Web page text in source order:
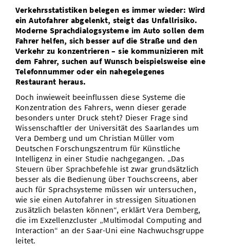
Vom Studium in den Beruf
Study Scheduler
Bibliothek
Open Science/Open Access
Start-ups
IT-Themenabend
Ranking
Zahlen & Fakten
Preise, Auszeichnungen und Förderungen
Kontakt
SIC Merchandise
SIC Podcast
Anfahrt
AnsprechpartnerInnen, Personen, Forschungsgruppen
Termine, Vorträge und Veranstaltungen
Alumni
Verkehrsstatistiken belegen es immer wieder: Wird
ein Autofahrer abgelenkt, steigt das Unfallrisiko.
Moderne Sprachdialogsysteme im Auto sollen dem
Fahrer helfen, sich besser auf die Straße und den
Verkehr zu konzentrieren – sie kommunizieren mit
dem Fahrer, suchen auf Wunsch beispielsweise eine
Telefonnummer oder ein nahegelegenes
Restaurant heraus.
Doch inwieweit beeinflussen diese Systeme die
Konzentration des Fahrers, wenn dieser gerade
besonders unter Druck steht? Dieser Frage sind
Wissenschaftler der Universität des Saarlandes um
Vera Demberg und um Christian Müller vom
Deutschen Forschungszentrum für Künstliche
Intelligenz in einer Studie nachgegangen. „Das
Steuern über Sprachbefehle ist zwar grundsätzlich
besser als die Bedienung über Touchscreens, aber
auch für Sprachsysteme müssen wir untersuchen,
wie sie einen Autofahrer in stressigen Situationen
zusätzlich belasten können“, erklärt Vera Demberg,
die im Exzellenzcluster „Multimodal Computing and
Interaction“ an der Saar-Uni eine Nachwuchsgruppe
leitet.